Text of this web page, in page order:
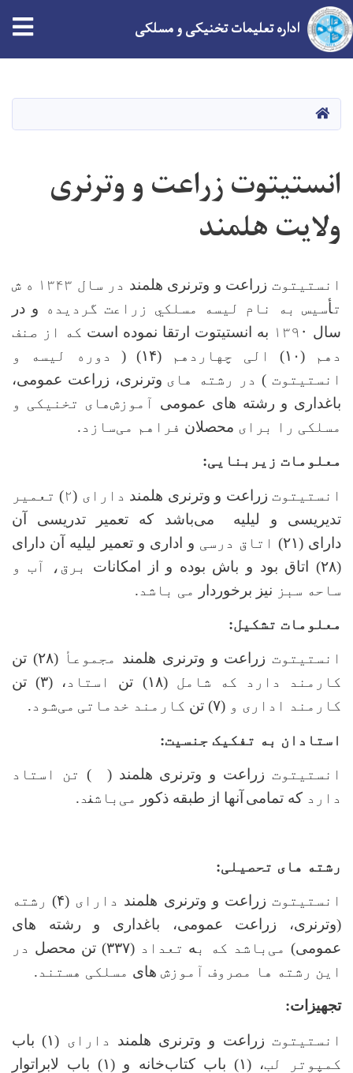
content
اداره تعلیمات تخنیکی و مسلکی
HOME
انستیتوت زراعت و وترنری
ولایت هلمند
انستیتوت زراعت و وترنری هلمند در سال ۱۳۴۳ ه ش
تأسیس به نام لیسه مسلکي زراعت گردیده
و در
سال ۱۳۹۰ به انستیتوت ارتقا نموده است که از صنف
دهم (۱۰) الی چهاردهم (۱۴) (
دوره لیسه و
انستیتوت ) در رشته های وترنری، زراعت عمومی،
باغداری و رشته های عمومی آموزش‌های تخنیکی و
مسلکی را برای محصلان فراهم‌ می‌سازد.
معلومات زیربنایی:
انستیتوت زراعت و وترنری هلمند دارای (۲)تعمیر
تدیریسی و لیلیه
میباشد که تعمیر تدریسی آن
دارای (۲۱) اتاق درسی و اداری و تعمیر لیلیه آن دارای
(۲۸) اتاق بود و باش بوده و از امکانات
برق، آب و
ساحه سبز نیز برخوردار می باشد.
معلومات تشکیل:
انستیتوت زراعت و وترنری هلمند مجموعأ (۲۸) تن
کارمند دارد که شامل (۱۸) تن استاد، (۳) تن
کارمند اداری و (۷) تن کارمند خدماتی می‌شود.
استادان به تفکیک جنسیت:
انستیتوت زراعت و وترنری هلمند( ۱۸)
تن استاد
دارد که تمامی آنها از طبقه ذکور می باشند.
رشته های تحصیلی:
انستیتوت زراعت و وترنری هلمند دارای (۴)
رشته
(وترنری، زراعت عمومی، باغداری و رشته های
عمومی) می‌باشد که به تعداد (۳۳۷) تن محصل
در
این رشته ها مصروف آموزش‌ های مسلکی هستند.
تجهیزات:
انستیتوت زراعت و وترنری هلمند دارای (۱) باب
کمپوتر لب، (۱) باب کتاب
خانه و (۱) باب لابراتوار